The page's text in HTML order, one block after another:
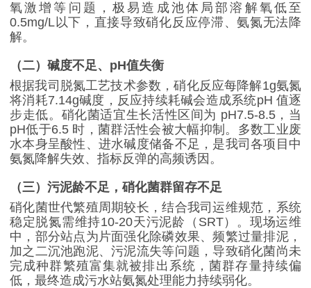
氧激增等问题，极易造成池体局部溶解氧低至
0.5mg/L 以下，直接导致硝化反应停滞、氨氮无法降
解。
（二）碱度不足、 pH值失衡
根据我司脱氮工艺技术参数，硝化反应每降解1g氨氮
将消耗7.14g碱度，反应持续耗碱会造成系统pH 值逐
步走低。硝化菌适宜生长活性区间为 pH7.5-8.5，当
pH低于6.5 时，菌群活性会被大幅抑制。多数工业废
水本身呈酸性、进水碱度储备不足，是我司各项目中
氨氮降解失效、指标反弹的高频诱因。
（三）污泥龄不足，硝化菌群留存不足
硝化菌世代繁殖周期较长，结合我司运维规范，系统
稳定脱氮需维持10-20天污泥龄（ SRT）。现场运维
中，部分站点为片面强化除磷效果、频繁过量排泥，
加之二沉池跑泥、污泥流失等问题，导致硝化菌尚未
完成种群繁殖富集就被排出系统，菌群存量持续偏
低，最终造成污水站氨氮处理能力持续弱化。